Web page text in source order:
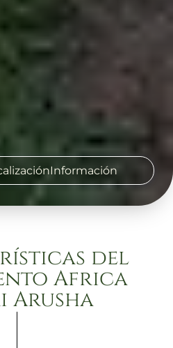
Información
del
Africa
Arusha